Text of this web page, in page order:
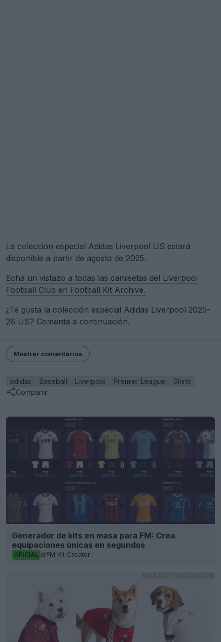
La colección especial Adidas Liverpool US estará
disponible a partir de agosto de 2025.
Echa un vistazo a todas las camisetas del Liverpool
Football Club en Football Kit Archive.
¿Te gusta la colección especial Adidas Liverpool 2025-
26 US? Comenta a continuación.
Mostrar comentarios
adidas Baseball Liverpool Premier League
Shirts
Compartir
Generador de kits en masa para FM: Crea
equipaciones únicas en segundos
OFICIAL FM Kit Creator